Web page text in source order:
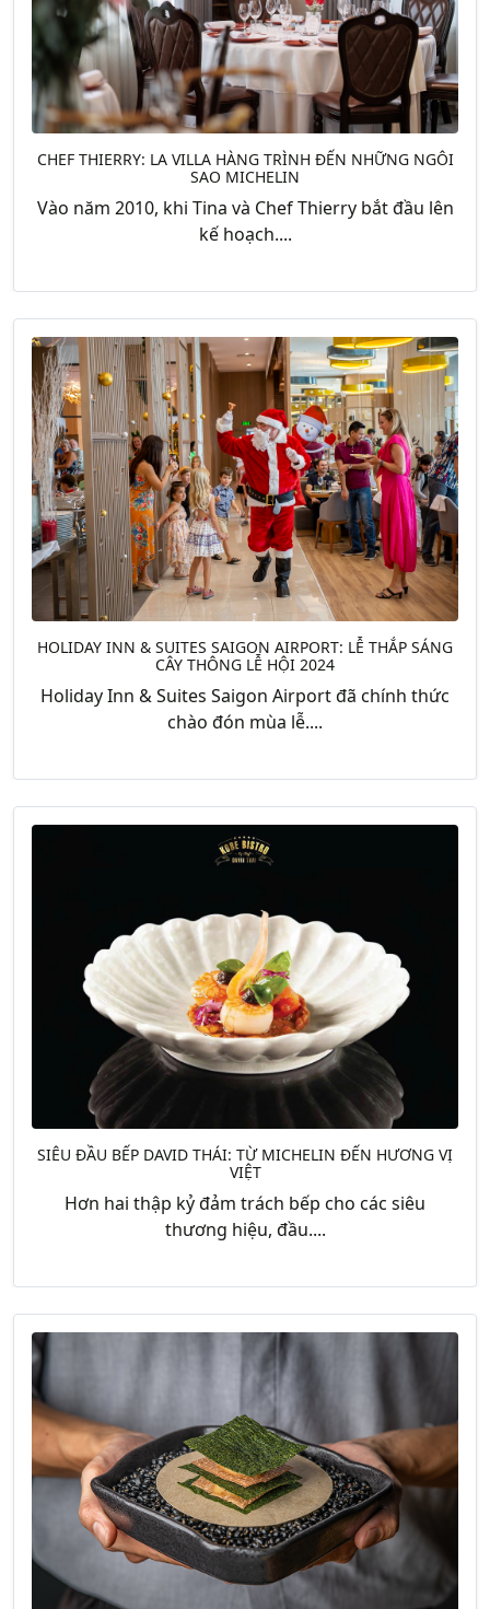
CHEF THIERRY: LA VILLA HÀNG TRÌNH ĐẾN NHỮNG NGÔI
SAO MICHELIN
Vào năm 2010, khi Tina và Chef Thierry bắt đầu lên
kế hoạch....
HOLIDAY INN & SUITES SAIGON AIRPORT: LỄ THẮP SÁNG
CÂY THÔNG LỄ HỘI 2024
Holiday Inn & Suites Saigon Airport đã chính thức
chào đón mùa lễ....
SIÊU ĐẦU BẾP DAVID THÁI: TỪ MICHELIN ĐẾN HƯƠNG VỊ
VIỆT
Hơn hai thập kỷ đảm trách bếp cho các siêu
thương hiệu, đầu....